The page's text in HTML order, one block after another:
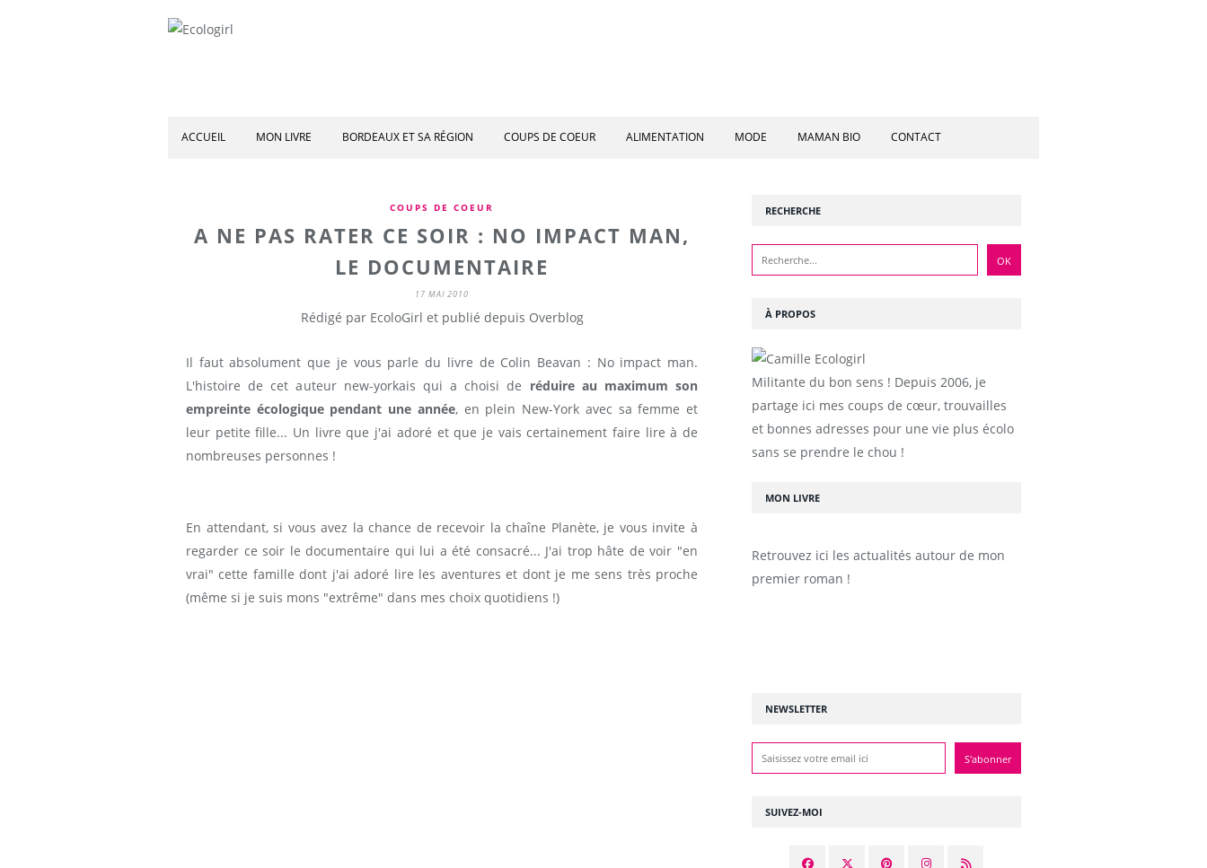
ACCUEIL MON LIVRE BORDEAUX ET SA RÉGION COUPS DE COEUR ALIMENTATION MODE MAMAN BIO CONTACT
COUPS DE COEUR
A NE PAS RATER CE SOIR : NO IMPACT MAN,
LE DOCUMENTAIRE
17 MAI 2010
Rédigé par EcoloGirl et publié depuis Overblog
Il faut absolument que je vous parle du livre de Colin Beavan : No impact man.
L'histoire de cet auteur new-yorkais qui a choisi de réduire au maximum son
empreinte écologique pendant une année, en plein New-York avec sa femme et
leur petite fille... Un livre que j'ai adoré et que je vais certainement faire lire à de
nombreuses personnes !
En attendant, si vous avez la chance de recevoir la chaîne Planète, je vous invite à
regarder ce soir le documentaire qui lui a été consacré... J'ai trop hâte de voir "en
vrai" cette famille dont j'ai adoré lire les aventures et dont je me sens très proche
(même si je suis mons "extrême" dans mes choix quotidiens !)
NEWSLETTER
SUIVEZ-MOI
RECHERCHE
À PROPOS
Militante du bon sens ! Depuis 2006, je
partage ici mes coups de cœur, trouvailles
et bonnes adresses pour une vie plus écolo
sans se prendre le chou !
MON LIVRE
Retrouvez ici les actualités autour de mon
premier roman !